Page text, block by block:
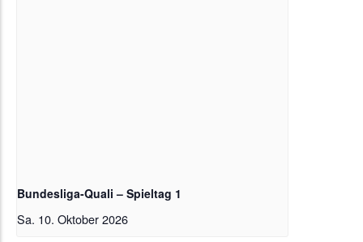
Bundesliga-Quali – Spieltag 1
Sa. 10. Oktober 2026